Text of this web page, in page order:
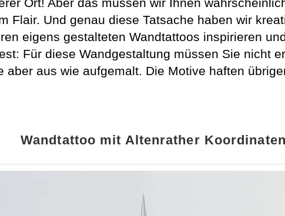
Flair. Und genau diese Tatsache haben wir
eigens gestalteten Wandtattoos inspirieren
Für diese Wandgestaltung müssen Sie nicht
aber aus wie aufgemalt. Die Motive haften
Wandtattoo mit Altenrather